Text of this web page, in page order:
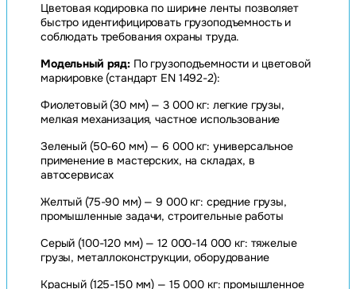
Цветовая кодировка по ширине ленты позволяет
быстро идентифицировать грузоподъемность и
соблюдать требования охраны труда.
Модельный ряд: По грузоподъемности и цветовой
маркировке (стандарт EN 1492-2):
Фиолетовый (30 мм) — 3 000 кг: легкие грузы,
мелкая механизация, частное использование
Зеленый (50-60 мм) — 6 000 кг: универсальное
применение в мастерских, на складах, в
автосервисах
Желтый (75-90 мм) — 9 000 кг: средние грузы,
промышленные задачи, строительные работы
Серый (100-120 мм) — 12 000-14 000 кг: тяжелые
грузы, металлоконструкции, оборудование
Красный (125-150 мм) — 15 000 кг: промышленное